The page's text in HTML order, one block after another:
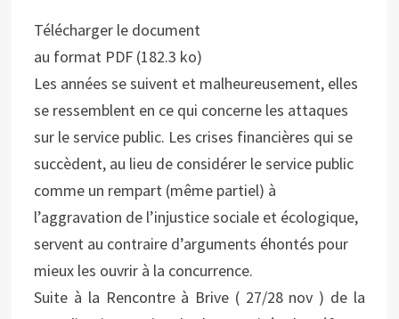
Télécharger le document
au format PDF (182.3 ko)
Les années se suivent et malheureusement, elles
se ressemblent en ce qui concerne les attaques
sur le service public. Les crises financières qui se
succèdent, au lieu de considérer le service public
comme un rempart (même partiel) à
l’aggravation de l’injustice sociale et écologique,
servent au contraire d’arguments éhontés pour
mieux les ouvrir à la concurrence.
Suite à la Rencontre à Brive ( 27/28 nov ) de la